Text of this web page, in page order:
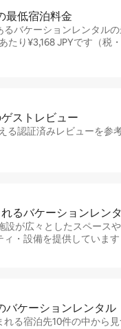
最⁠低⁠宿⁠泊⁠料⁠金
るバケーションレンタル
たり¥3,168 JPYです（税
ス⁠ト⁠レ⁠ビ⁠ュ⁠ー
る認証済みレビューを参
るバ⁠ケ⁠ー⁠シ⁠ョ⁠ンレ⁠ン⁠
設が広々としたスペース
ィ・設備を提供しています
バ⁠ケ⁠ー⁠シ⁠ョ⁠ンレ⁠ン⁠タ⁠ル
れる宿泊先10件の中から